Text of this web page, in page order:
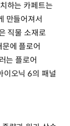
하는 카페트는
만들어져서
직물 소재로
에 플로어
는 플로어
이오닉 6의 패널